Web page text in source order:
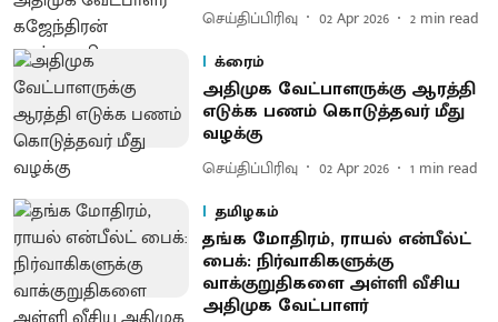
செய்திப்பிரிவு 02 Apr 2026 2 min read
க்ரைம்
அதிமுக வேட்பாளருக்கு ஆரத்தி
எடுக்க பணம் கொடுத்தவர் மீது
வழக்கு
செய்திப்பிரிவு 02 Apr 2026 1 min read
தமிழகம்
தங்க மோதிரம், ராயல் என்பீல்ட்
பைக்: நிர்வாகிகளுக்கு
வாக்குறுதிகளை அள்ளி வீசிய
அதிமுக வேட்பாளர்